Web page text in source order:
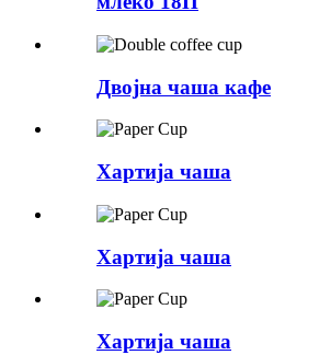
Двојна чаша кафе
Хартија чаша
Хартија чаша
Хартија чаша